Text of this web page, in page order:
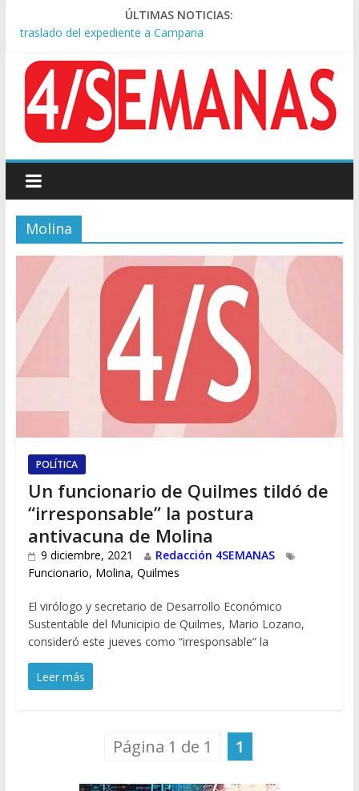
ÚLTIMAS NOTICIAS:
Causa AFA: el juez Amarante calificó de “ficción judicial” el
traslado del expediente a Campana
colectivo: siete heridos
Día de San Cayetano: masiva marcha a Plaza de Mayo de
sindicatos y organizaciones sociales
Pesar por la muerte de Leandro Rud, histórico representante
y conductor de TV
apuntó: “Vino un poco endiablada”
Molina
POLÍTICA
Un funcionario de Quilmes tildó de
“irresponsable” la postura
antivacuna de Molina
9 diciembre, 2021
Redacción 4SEMANAS
Funcionario, Molina, Quilmes
El virólogo y secretario de Desarrollo Económico
Sustentable del Municipio de Quilmes, Mario Lozano,
consideró este jueves como “irresponsable” la
Leer más
Página 1 de 1 1